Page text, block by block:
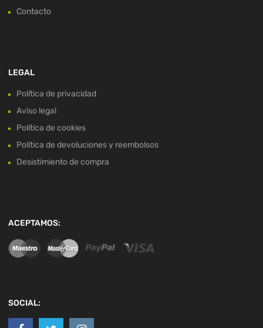
Contacto
LEGAL
Política de privacidad
Aviso legal
Política de cookies
Política de devoluciones y reembolsos
Desistimiento de compra
ACEPTAMOS:
SOCIAL: